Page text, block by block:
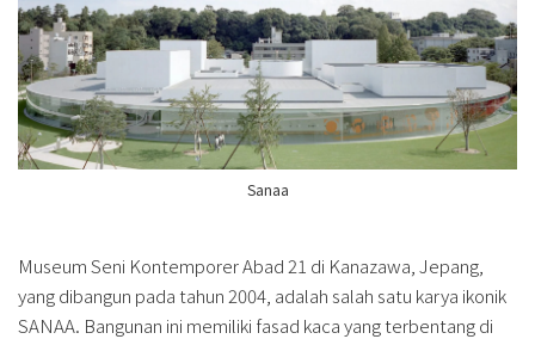
Sanaa
Museum Seni Kontemporer Abad 21 di Kanazawa, Jepang,
yang dibangun pada tahun 2004, adalah salah satu karya ikonik
SANAA. Bangunan ini memiliki fasad kaca yang terbentang di